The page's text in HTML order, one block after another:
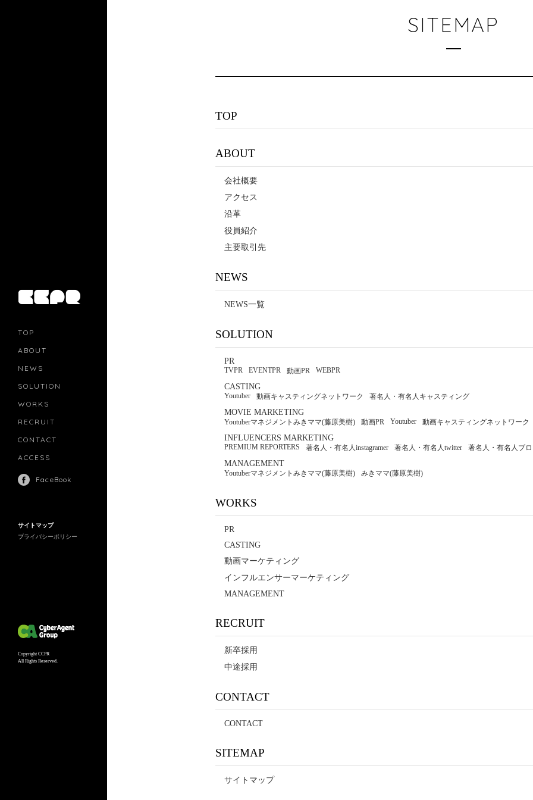
TOP
ABOUT
NEWS
SOLUTION
WORKS
RECRUIT
CONTACT
ACCESS
FaceBook
サイトマップ
プライバシーポリシー
Copyright CCPR
All Rights Reserved.
MOVIE MARKETING
INFLUENCERS MARKETING
SITEMAP
TOP
ABOUT
会社概要
アクセス
沿革
役員紹介
主要取引先
NEWS
NEWS一覧
SOLUTION
PR
TVPR EVENTPR 動画PR WEBPR
CASTING
Youtuber 動画キャスティングネットワーク 著名人・有名人キャスティング
MOVIE MARKETING
Youtuberマネジメントみきママ(藤原美樹) 動画PR Youtuber 動画キャスティングネットワーク
INFLUENCERS MARKETING
PREMIUM REPORTERS 著名人・有名人instagramer 著名人・有名人twitter 著名人・有名人ブ
MANAGEMENT
Youtuberマネジメントみきママ(藤原美樹) みきママ(藤原美樹)
WORKS
PR
CASTING
動画マーケティング
インフルエンサーマーケティング
MANAGEMENT
RECRUIT
新卒採用
中途採用
CONTACT
CONTACT
SITEMAP
サイトマップ